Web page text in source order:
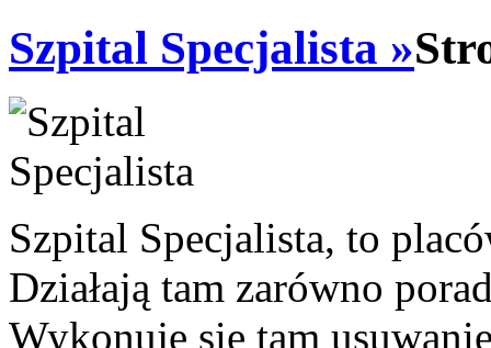
Szpital Specjalista »
Szpital Specjalista, to
Działają tam zarówno
Wykonuje się tam